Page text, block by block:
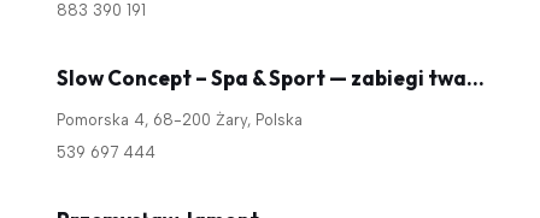
883 390 191
Slow Concept – Spa & Sport — zabiegi twarz i ciało • Pilates • Siłownia • Sauna.
Pomorska 4, 68-200 Żary, Polska
539 697 444